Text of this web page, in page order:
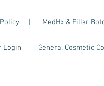
Policy | MedHx & Filler
Login General Cosmetic